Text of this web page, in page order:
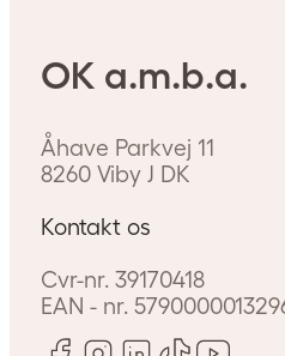
OK a.m.b.a.
Åhave Parkvej 11
8260 Viby J DK
Kontakt os
Cvr-nr. 39170418
EAN - nr.